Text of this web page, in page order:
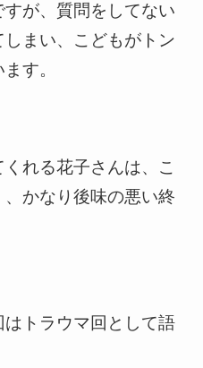
が、質問をしてない
しまい、こどもがトン
す。
れる花子さんは、こ
かなり後味の悪い終
トラウマ回として語